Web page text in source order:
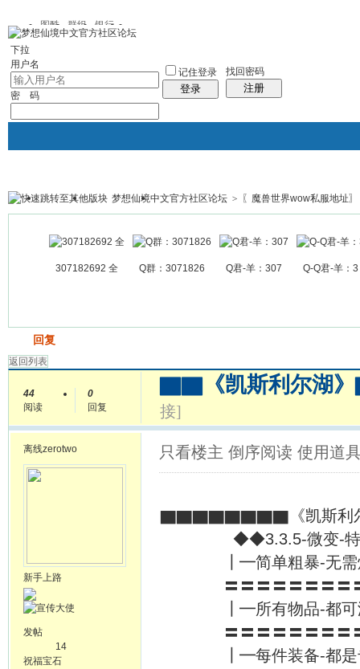
图酷 群组 银行
下拉
用户名
密 码
记住登录
登录
找回密码
注册
银行 群组聚合 我的空间
帖子
梦想仙境中文官方社区论坛 > 〖魔兽世界wow私服地址〗
307182692 全 Q群：3071826 Q君-羊：307 Q-Q君-羊：3
回复
返回列表
44
阅读
0
回复
▇▇《凯斯利尔
接]
离线zerotwo
新手上路
发帖
14
祝福宝石
只看楼主 倒序阅读 使用道
▇▇▇▇▇▇▇▇《凯斯
◆◆3.3.5-微变-特
┃━简单粗暴-无需
〓〓〓〓〓〓〓〓
┃━所有物品-都可
〓〓〓〓〓〓〓〓
┃━每件装备-都是